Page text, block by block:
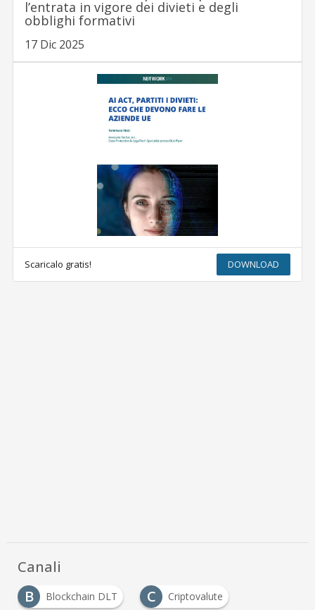
l’entrata in vigore dei divieti e degli
obblighi formativi
17 Dic 2025
Scaricalo gratis! DOWNLOAD
Canali
B
Blockchain DLT C Criptovalute